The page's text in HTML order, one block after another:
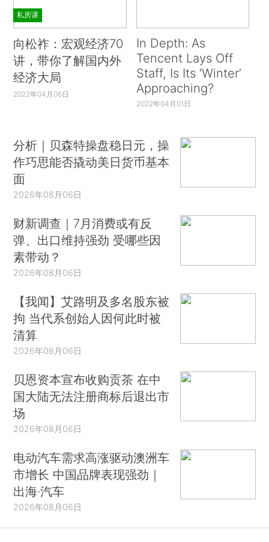
私房课
向松祚：宏观经济70
讲，带你了解国内外
经济大局
2022年04月06日
In Depth: As
Tencent Lays Off
Staff, Is Its ‘Winter’
Approaching?
2022年04月01日
分析｜贝森特操盘稳日元，操
作巧思能否撬动美日货币基本
面
2026年08月06日
财新调查｜7月消费或有反
弹、出口维持强劲 受哪些因
素带动？
2026年08月06日
【我闻】艾路明及多名股东被
拘 当代系创始人因何此时被
清算
2026年08月06日
贝恩资本宣布收购贡茶 在中
国大陆无法注册商标后退出市
场
2026年08月06日
电动汽车需求高涨驱动澳洲车
市增长 中国品牌表现强劲｜
出海·汽车
2026年08月06日